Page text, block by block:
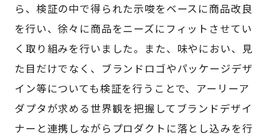
ら、検証の中で得られた示唆をベースに商品改良
を行い、徐々に商品をニーズにフィットさせてい
く取り組みを行いました。また、味やにおい、見
た目だけでなく、ブランドロゴやパッケージデザ
イン等についても検証を行うことで、アーリーア
ダプタが求める世界観を把握してブランドデザイ
ナーと連携しながらプロダクトに落とし込みを行